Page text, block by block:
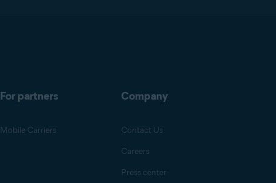
For partners
Mobile Carriers
Company
Contact Us
Careers
Press center